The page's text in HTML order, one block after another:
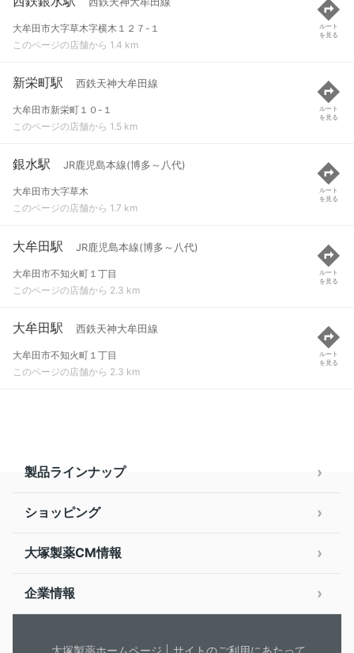
大牟田市大字草木字横木１２７-１
このページの店舗から 1.4 km
ルート
を見る
新栄町駅 西鉄天神大牟田線
大牟田市新栄町１０-１
このページの店舗から 1.5 km
ルート
を見る
銀水駅 JR鹿児島本線(博多～八代)
大牟田市大字草木
このページの店舗から 1.7 km
ルート
を見る
大牟田駅 JR鹿児島本線(博多～八代)
大牟田市不知火町１丁目
このページの店舗から 2.3 km
ルート
を見る
大牟田駅 西鉄天神大牟田線
大牟田市不知火町１丁目
このページの店舗から 2.3 km
ルート
を見る
製品ラインナップ
ショッピング
大塚製薬CM情報
企業情報